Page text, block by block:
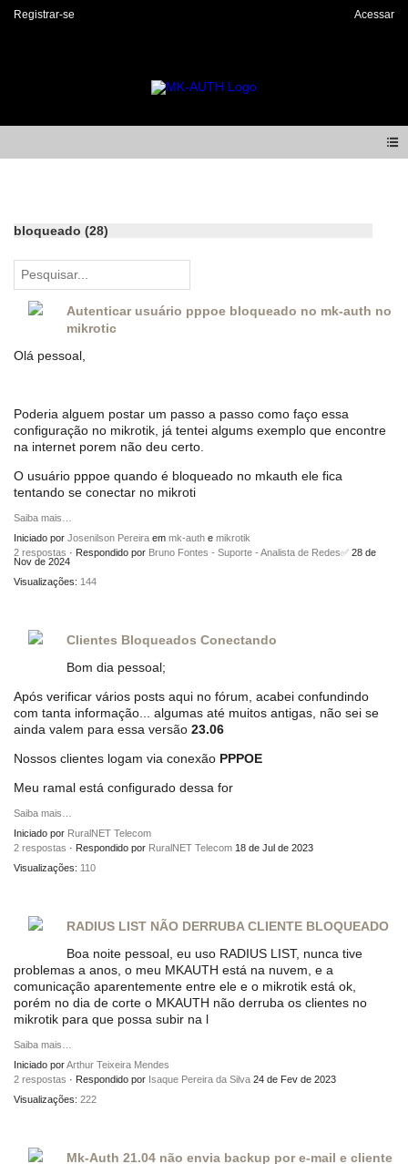
Registrar-se Acessar
bloqueado (28)
Autenticar usuário pppoe bloqueado no mk-auth no
mikrotic
Olá pessoal,
Poderia alguem postar um passo a passo como faço essa
configuração no mikrotik, já tentei algums exemplo que encontre
na internet porem não deu certo.
O usuário pppoe quando é bloqueado no mkauth ele fica
tentando se conectar no mikroti
Saiba mais…
Iniciado por Josenilson Pereira em mk-auth e mikrotik
2 respostas · Respondido por Bruno Fontes - Suporte - Analista de Redes✅ 28 de
Nov de 2024
Visualizações: 144
Clientes Bloqueados Conectando
Bom dia pessoal;
Após verificar vários posts aqui no fórum, acabei confundindo
com tanta informação... algumas até muitos antigas, não sei se
ainda valem para essa versão 23.06
Nossos clientes logam via conexão PPPOE
Meu ramal está configurado dessa for
Saiba mais…
Iniciado por RuralNET Telecom
2 respostas · Respondido por RuralNET Telecom 18 de Jul de 2023
Visualizações: 110
RADIUS LIST NÃO DERRUBA CLIENTE BLOQUEADO
Boa noite pessoal, eu uso RADIUS LIST, nunca tive
problemas a anos, o meu MKAUTH está na nuvem, e a
comunicação aparentemente entre ele e o mikrotik está ok,
porém no dia de corte o MKAUTH não derruba os clientes no
mikrotik para que possa subir na l
Saiba mais…
Iniciado porArthur Teixeira Mendes
2 respostas · Respondido por Isaque Pereira da Silva 24 de Fev de 2023
Visualizações: 222
Mk-Auth 21.04 não envia backup por e-mail e cliente